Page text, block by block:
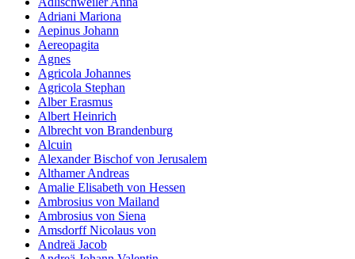
Adriani Mariona
Aepinus Johann
Aereopagita
Agnes
Agricola Johannes
Agricola Stephan
Alber Erasmus
Albert Heinrich
Albrecht von Brandenburg
Alcuin
Alexander Bischof von Jerusalem
Althamer Andreas
Amalie Elisabeth von Hessen
Ambrosius von Mailand
Ambrosius von Siena
Amsdorff Nicolaus von
Andreä Jacob